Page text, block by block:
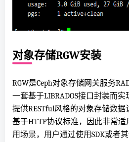
对象存储RGW安装
RGW是Ceph对象存储网关服务
一套基于LIBRADOS接口封装而实
提供RESTful风格的对象存储数据
基于HTTP协议标准，因此非常适
用场景，用户通过使用SDK或者